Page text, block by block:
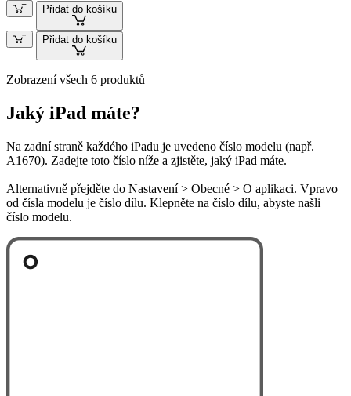
Přidat do košíku
Přidat do košíku
Zobrazení všech 6 produktů
Jaký iPad máte?
Na zadní straně každého iPadu je uvedeno číslo modelu (např.
A1670). Zadejte toto číslo níže a zjistěte, jaký iPad máte.
Alternativně přejděte do Nastavení > Obecné > O aplikaci. Vpravo
od čísla modelu je číslo dílu. Klepněte na číslo dílu, abyste našli
číslo modelu.